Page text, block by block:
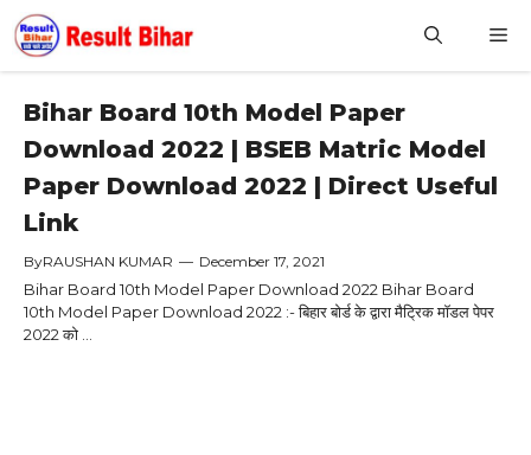
Skip
to
content
Bihar Board 10th Model Paper
Download 2022 | BSEB Matric Model
Paper Download 2022 | Direct Useful
Link
ByRAUSHAN KUMAR — December 17, 2021
Bihar Board 10th Model Paper Download 2022 Bihar Board
10th Model Paper Download 2022 :- बिहार बोर्ड के द्वारा मैट्रिक मॉडल पेपर
2022 को ...